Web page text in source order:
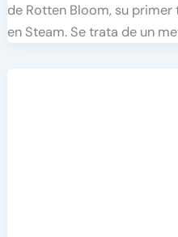
de Rotten Bloom, su
en Steam. Se trata de un